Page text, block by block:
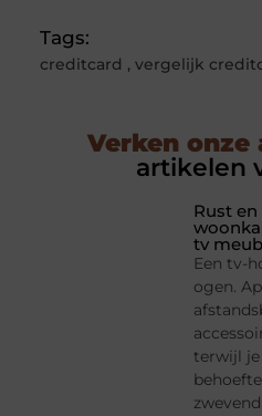
Tags:
creditcard , vergelijk
Verken onze
artikelen
Rust
tv
Een tv-
ogen.
terwijl